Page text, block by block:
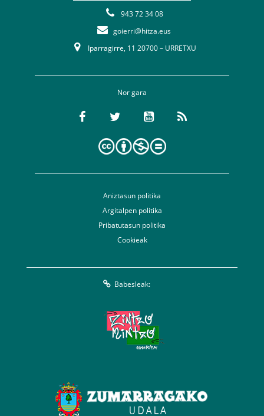
943 72 34 08
goierri@hitza.eus
Iparragirre, 11 20700 – URRETXU
Nor gara
Aniztasun politika
Argitalpen politika
Pribatutasun politika
Cookieak
Babesleak: